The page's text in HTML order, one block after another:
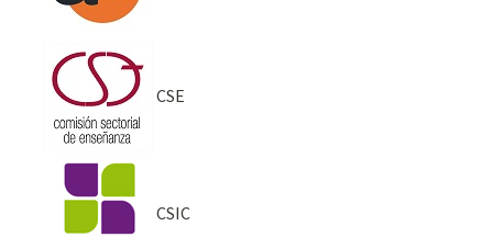
CSE
CSIC